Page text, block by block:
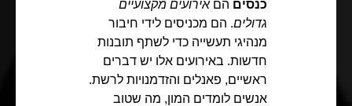
כנסים הםאירועים מקצועיים
גדולים. הם מכניסים לידי חיבור
מנהיגי תעשייה כדי לשתף תובנות
חדשות. באירועים אלו יש דברים
ראשיים, פאנלים והזדמנויות לרשת.
אנשים לומדים המון, מה שטוב